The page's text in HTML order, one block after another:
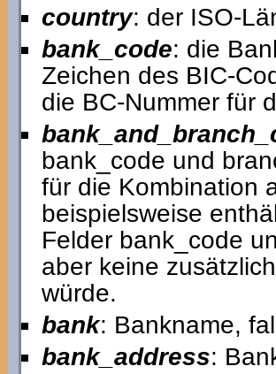
country: der ISO-
bank_code: die
Zeichen des BIC-
die BC-Nummer für
bank_code und
für die Kombination
beispielsweise
Felder bank_code
aber keine
würde.
bank: Bankname,
bank_address: